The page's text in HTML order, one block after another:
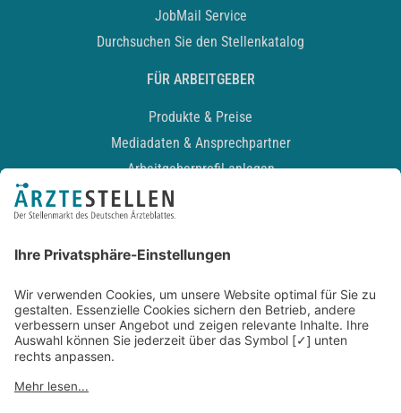
JobMail Service
Durchsuchen Sie den Stellenkatalog
FÜR ARBEITGEBER
Produkte & Preise
Mediadaten & Ansprechpartner
Arbeitgeberprofil anlegen
Recruiting-Podcast
Kontakt
Datenschutz
Newsletter